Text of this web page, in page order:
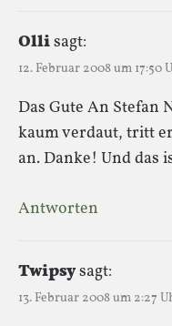
Ollisagt:
12. Februar 2008 um 17:50
Das Gute An Stefan
kaum verdaut, tritt
an. Danke! Und das
Antworten
Twipsysagt:
13. Februar 2008 um 2:27